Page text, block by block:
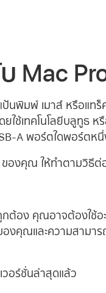
Mac
นพิมพ์ เมาส์ หรือแทร็
ใช้เทคโนโลยีบลูทูธ ห
A พอร์ตใดพอร์ตห
องคุณ ให้ทำตามวิธีต่
ต้อง คุณอาจต้องใช้อ
องคุณและความสามา
วอร์ชั่นล่าสุดแล้ว